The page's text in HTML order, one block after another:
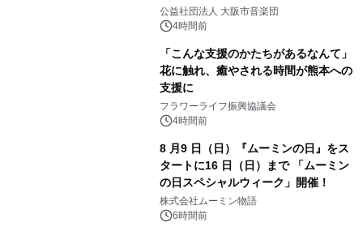
公益社団法人 大阪市音楽団
4時間前
「こんな支援のかたちがあるなんて」
花に触れ、癒やされる時間が熊本への
支援に
フラワーライフ振興協議会
4時間前
8 月9 日（日）『ムーミンの日』をス
タートに16 日（日）まで 「ムーミン
の日スペシャルウィーク」開催！
株式会社ムーミン物語
6時間前